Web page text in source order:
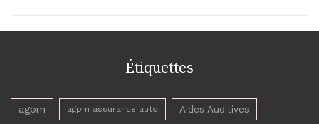
Étiquettes
agpm agpm assurance auto Aides Auditives